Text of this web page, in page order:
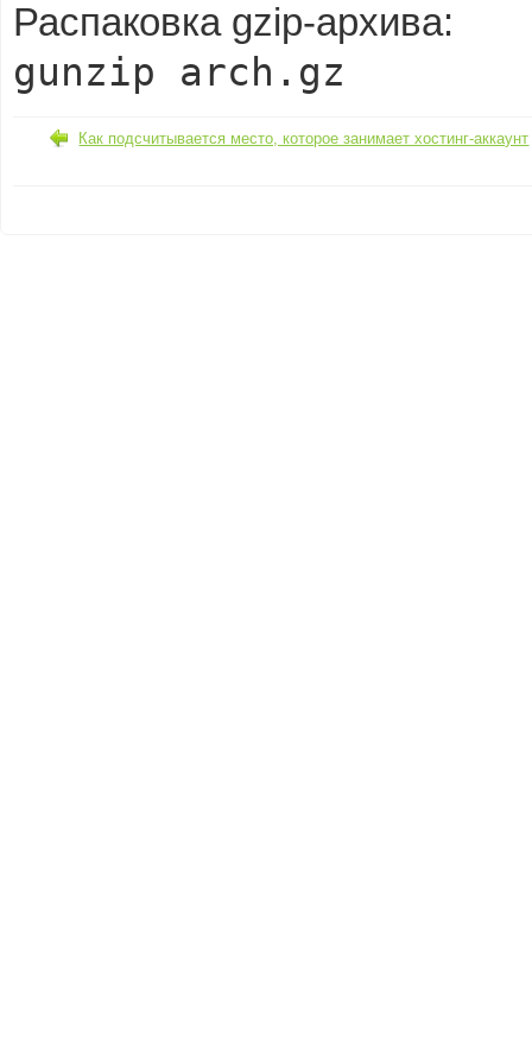
Распаковка gzip-архива:
gunzip arch.gz
Как подсчитывается место, которое занимает хостинг-аккаунт